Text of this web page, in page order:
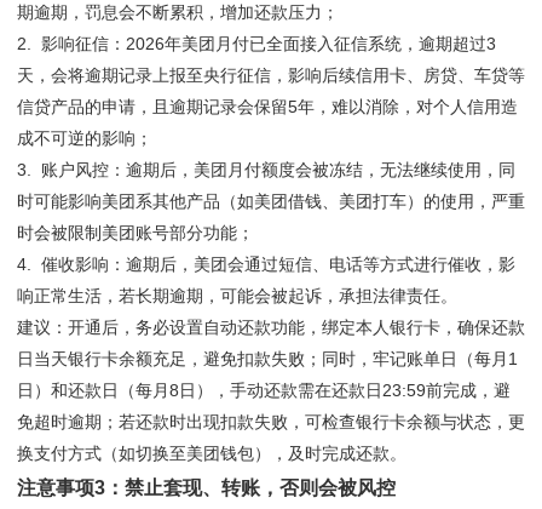
期逾期，罚息会不断累积，增加还款压力；
2. 影响征信：2026年美团月付已全面接入征信系统，逾期超过3
天，会将逾期记录上报至央行征信，影响后续信用卡、房贷、车贷等
信贷产品的申请，且逾期记录会保留5年，难以消除，对个人信用造
成不可逆的影响；
3. 账户风控：逾期后，美团月付额度会被冻结，无法继续使用，同
时可能影响美团系其他产品（如美团借钱、美团打车）的使用，严重
时会被限制美团账号部分功能；
4. 催收影响：逾期后，美团会通过短信、电话等方式进行催收，影
响正常生活，若长期逾期，可能会被起诉，承担法律责任。
建议：开通后，务必设置自动还款功能，绑定本人银行卡，确保还款
日当天银行卡余额充足，避免扣款失败；同时，牢记账单日（每月1
日）和还款日（每月8日），手动还款需在还款日23:59前完成，避
免超时逾期；若还款时出现扣款失败，可检查银行卡余额与状态，更
换支付方式（如切换至美团钱包），及时完成还款。
注意事项3：禁止套现、转账，否则会被风控